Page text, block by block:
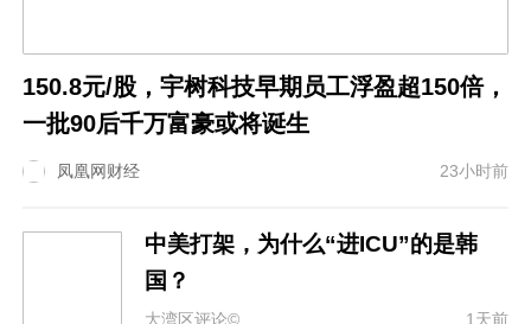
150.8元/股，宇树科技早期员工浮盈超150倍，
一批90后千万富豪或将诞生
凤凰网财经 23小时前
中美打架，为什么“进ICU”的是韩
国？
大湾区评论© 1天前